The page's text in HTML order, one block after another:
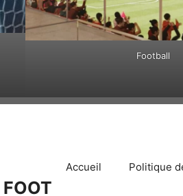
Football
Accueil Politique